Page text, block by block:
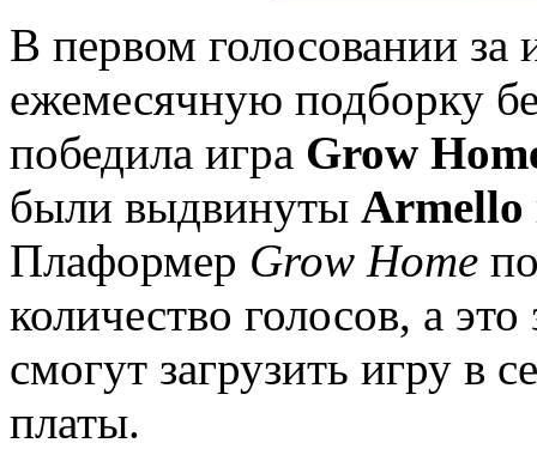
В первом голосовании за
ежемесячную подборку
победила игра Grow
были выдвинуты Armello
Плаформер Grow Home
количество голосов, а
смогут загрузить игру в
платы.